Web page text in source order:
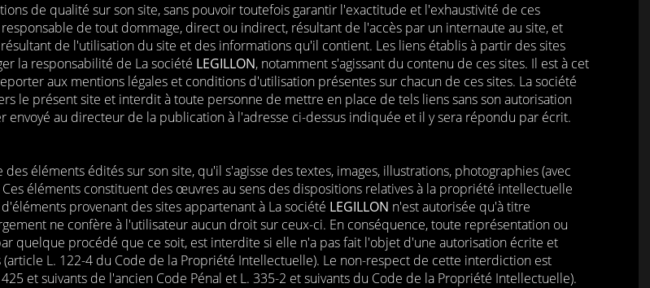
de qualité sur son site, sans pouvoir toutefois garantir l'exactitude et l'exhaustivité de ces
de tout dommage, direct ou indirect, résultant de l'accès par un internaute au site, et
de l'utilisation du site et des informations qu'il contient. Les liens établis à partir des sites
la responsabilité de La société LEGILLON, notamment s'agissant du contenu de ces sites. Il est à cet
aux mentions légales et conditions d'utilisation présentes sur chacun de ces sites. La société
le présent site et interdit à toute personne de mettre en place de tels liens sans son autorisation
au directeur de la publication à l'adresse ci-dessus indiquée et il y sera répondu par écrit.
éléments édités sur son site, qu'il s'agisse des textes, images, illustrations, photographies (avec
éléments constituent des œuvres au sens des dispositions relatives à la propriété intellectuelle
provenant des sites appartenant à La société LEGILLON n'est autorisée qu'à titre
ne confère à l'utilisateur aucun droit sur ceux-ci. En conséquence, toute représentation ou
quelque procédé que ce soit, est interdite si elle n'a pas fait l'objet d'une autorisation écrite et
L. 122-4 du Code de la Propriété Intellectuelle). Le non-respect de cette interdiction est
et suivants de l'ancien Code Pénal et L. 335-2 et suivants du Code de la Propriété Intellectuelle).